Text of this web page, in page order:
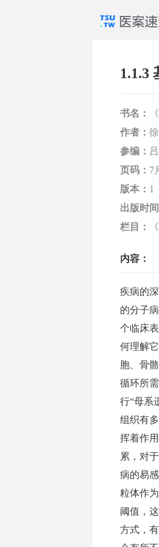
1.1.3
书名：
作者：
参编：
页码： 7
版本： 1
出版时间
栏目：
内容：
疾病的
的分子
个临床
何理解
胞、骨
循环所
行“母系
组织有
挥着作
累，对
病的易
粒体作
阈值，
方式，